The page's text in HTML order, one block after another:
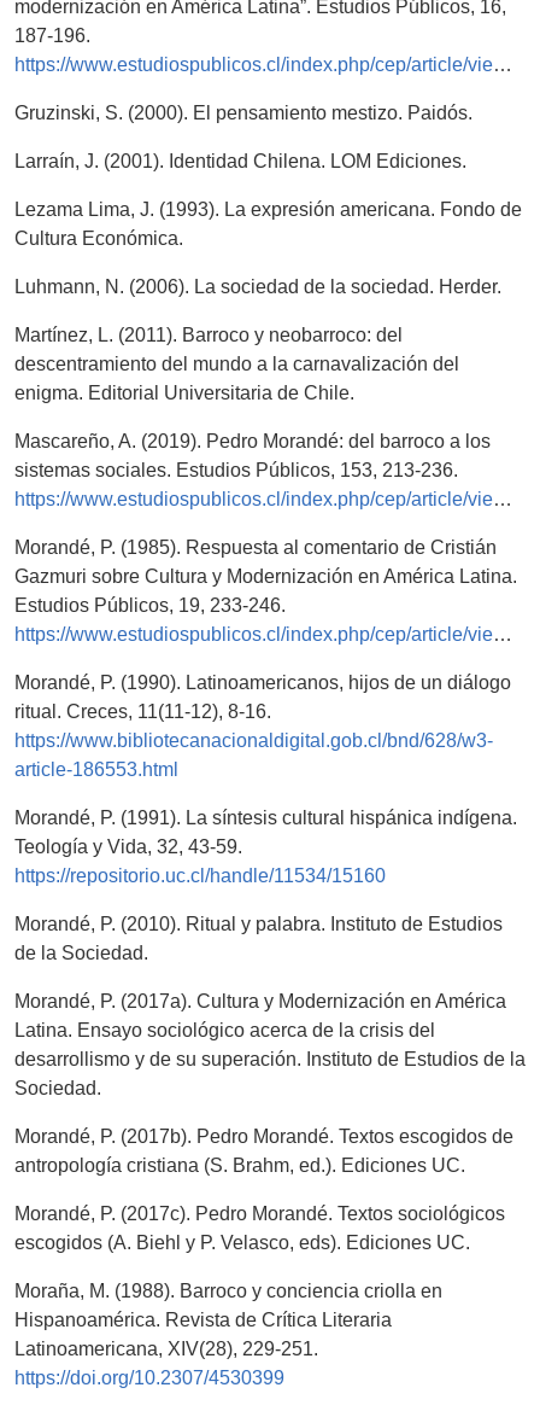
modernización en América Latina”. Estudios Públicos, 16,
187-196.
https://www.estudiospublicos.cl/index.php/cep/article/view/1759
Gruzinski, S. (2000). El pensamiento mestizo. Paidós.
Larraín, J. (2001). Identidad Chilena. LOM Ediciones.
Lezama Lima, J. (1993). La expresión americana. Fondo de
Cultura Económica.
Luhmann, N. (2006). La sociedad de la sociedad. Herder.
Martínez, L. (2011). Barroco y neobarroco: del
descentramiento del mundo a la carnavalización del
enigma. Editorial Universitaria de Chile.
Mascareño, A. (2019). Pedro Morandé: del barroco a los
sistemas sociales. Estudios Públicos, 153, 213-236.
https://www.estudiospublicos.cl/index.php/cep/article/view/41
Morandé, P. (1985). Respuesta al comentario de Cristián
Gazmuri sobre Cultura y Modernización en América Latina.
Estudios Públicos, 19, 233-246.
https://www.estudiospublicos.cl/index.php/cep/article/view/1718
Morandé, P. (1990). Latinoamericanos, hijos de un diálogo
ritual. Creces, 11(11-12), 8-16.
https://www.bibliotecanacionaldigital.gob.cl/bnd/628/w3-
article-186553.html
Morandé, P. (1991). La síntesis cultural hispánica indígena.
Teología y Vida, 32, 43-59.
https://repositorio.uc.cl/handle/11534/15160
Morandé, P. (2010). Ritual y palabra. Instituto de Estudios
de la Sociedad.
Morandé, P. (2017a). Cultura y Modernización en América
Latina. Ensayo sociológico acerca de la crisis del
desarrollismo y de su superación. Instituto de Estudios de la
Sociedad.
Morandé, P. (2017b). Pedro Morandé. Textos escogidos de
antropología cristiana (S. Brahm, ed.). Ediciones UC.
Morandé, P. (2017c). Pedro Morandé. Textos sociológicos
escogidos (A. Biehl y P. Velasco, eds). Ediciones UC.
Moraña, M. (1988). Barroco y conciencia criolla en
Hispanoamérica. Revista de Crítica Literaria
Latinoamericana, XIV(28), 229-251.
https://doi.org/10.2307/4530399